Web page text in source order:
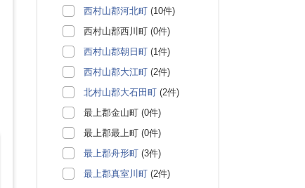
西村山郡河北町 (10件)
西村山郡西川町 (0件)
西村山郡朝日町 (1件)
西村山郡大江町 (2件)
北村山郡大石田町 (2件)
最上郡金山町 (0件)
最上郡最上町 (0件)
最上郡舟形町 (3件)
最上郡真室川町 (2件)